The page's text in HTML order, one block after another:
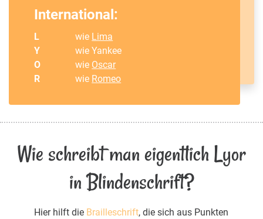
International:
L wie Lima
Y
wie Yankee
O
wie Oscar
R
wie Romeo
Wie schreibt man eigentlich Lyor
in Blindenschrift?
Hier hilft die Brailleschrift, die sich aus Punkten